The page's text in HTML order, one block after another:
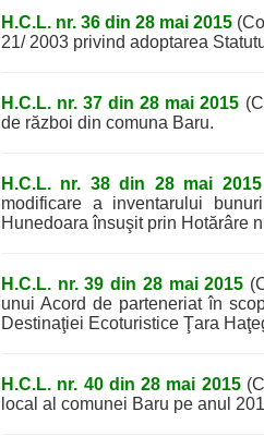
H.C.L. nr. 36 din 28 mai 2015
21/ 2003 privind adoptarea
H.C.L. nr. 37 din 28 mai 2015
de război din comuna Baru.
H.C.L. nr. 38 din 28 mai 2015
modificare a inventarului
Hunedoara însuşit prin Hotărâre
H.C.L. nr. 39 din 28 mai 2015
unui Acord de parteneriat în
Destinaţiei Ecoturistice Ţara
H.C.L. nr. 40 din 28 mai 2015
local al comunei Baru pe anul